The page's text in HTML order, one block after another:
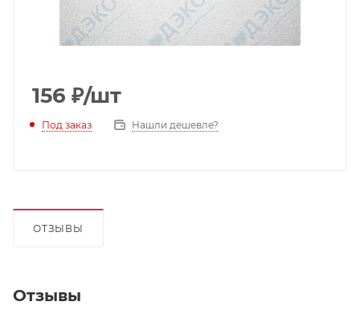
156 ₽/шт
Под заказ Нашли дешевле?
ОТЗЫВЫ
Отзывы